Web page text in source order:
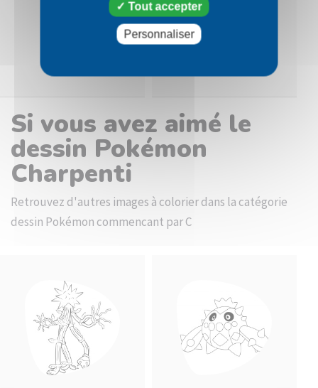
Pokémon
Si vous avez aimé le
dessin Pokémon
Charpenti
Retrouvez d'autres images à colorier dans la catégorie
dessin Pokémon commencant par C
Tout accepter
Personnaliser